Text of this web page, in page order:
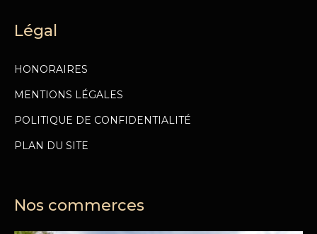
Légal
HONORAIRES
MENTIONS LÉGALES
POLITIQUE DE CONFIDENTIALITÉ
PLAN DU SITE
Nos commerces